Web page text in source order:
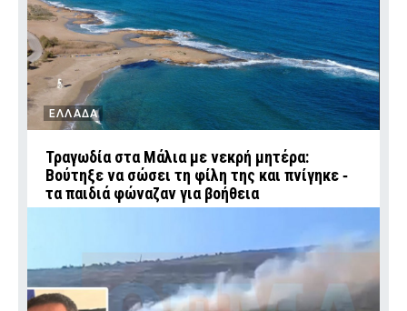
ΕΛΛΑΔΑ
Τραγωδία στα Μάλια με νεκρή μητέρα:
Βούτηξε να σώσει τη φίλη της και πνίγηκε ‑
τα παιδιά φώναζαν για βοήθεια